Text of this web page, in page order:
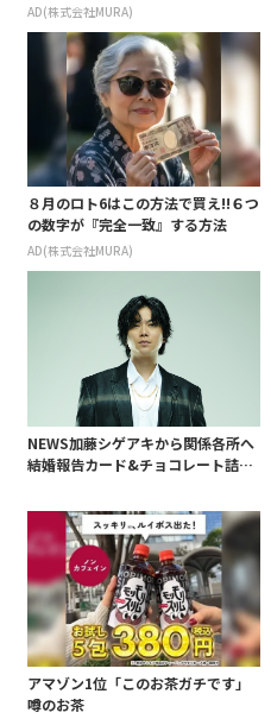
AD(株式会社MURA)
８月のロト6はこの方法で買え!!６つ
の数字が『完全一致』する方法
AD(株式会社MURA)
NEWS加藤シゲアキから関係各所へ
結婚報告カード&チョコレート詰め
も添えて
アマゾン1位「このお茶ガチです」
噂のお茶